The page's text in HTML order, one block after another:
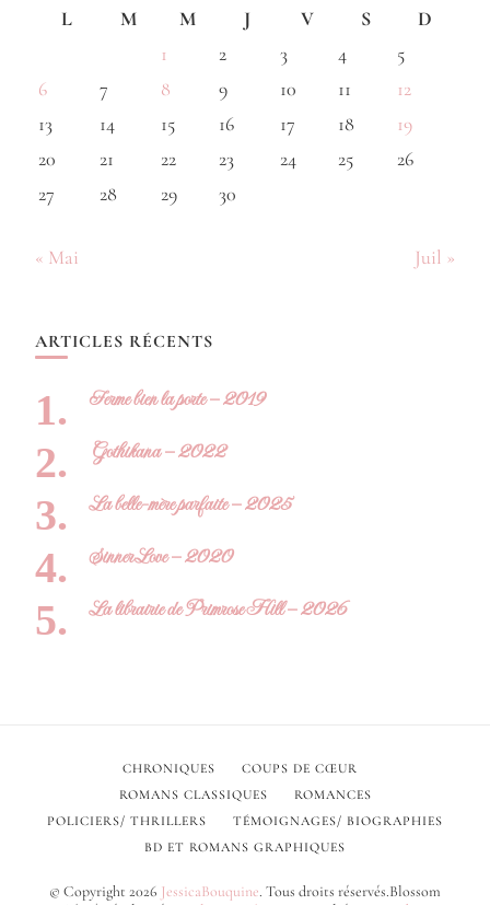
L
M M J V S
D
1
2 3 4
5
6
7 8 9 10 11
12
13
14 15 16 17 18
19
20
21 22 23 24 25
26
27
28 29 30
« Mai Juil »
ARTICLES RÉCENTS
Ferme bien la porte – 2019
Gothikana – 2022
La belle-mère parfaite – 2025
Sinner Love – 2020
La librairie de Primrose Hill – 2026
© Copyright 2026 JessicaBouquine. Tous droits réservés.Blossom
CHRONIQUES
COUPS DE CŒUR
ROMANS CLASSIQUES
ROMANCES
POLICIERS/ THRILLERS
TÉMOIGNAGES/ BIOGRAPHIES
BD ET ROMANS GRAPHIQUES